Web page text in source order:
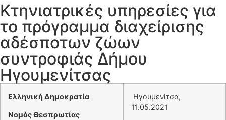
Κτηνιατρικές υπηρεσίες για
το πρόγραμμα διαχείρισης
αδέσποτων ζώων
συντροφιάς Δήμου
Ηγουμενίτσας
Ελληνική Δημοκρατία
Νομός Θεσπρωτίας
Ηγουμενίτσα,
11.05.2021